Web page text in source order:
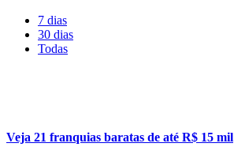
7 dias
30 dias
Todas
Veja 21 franquias baratas de até R$ 15 mil